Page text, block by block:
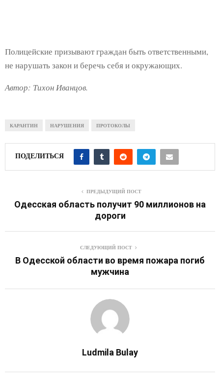
Полицейские призывают граждан быть ответственными,
не нарушать закон и беречь себя и окружающих.
Автор: Тихон Иванцов.
КАРАНТИН НАРУШЕНИЯ ПРОТОКОЛЫ
ПОДЕЛИТЬСЯ
ПРЕДЫДУЩИЙ ПОСТ
Одесская область получит 90 миллионов на
дороги
СЛЕДУЮЩИЙ ПОСТ
В Одесской области во время пожара погиб
мужчина
Ludmila Bulay